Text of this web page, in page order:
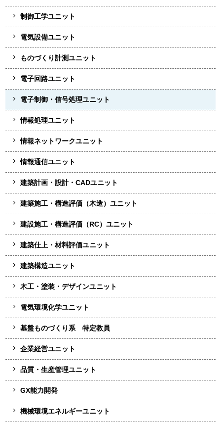
制御工学ユニット
電気設備ユニット
ものづくり計測ユニット
電子回路ユニット
電子制御・信号処理ユニット
情報処理ユニット
情報ネットワークユニット
情報通信ユニット
建築計画・設計・CADユニット
建築施工・構造評価（木造）ユニット
建設施工・構造評価（RC）ユニット
建築仕上・材料評価ユニット
建築構造ユニット
木工・塗装・デザインユニット
電気環境化学ユニット
基盤ものづくり系 特定教員
企業経営ユニット
品質・生産管理ユニット
GX能力開発
機械環境エネルギーユニット